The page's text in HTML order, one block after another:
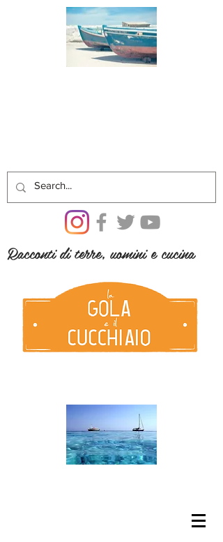
Racconti di terre, uomini e cucina